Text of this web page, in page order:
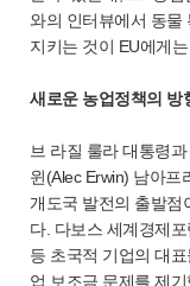
와의 인터뷰에서 동물
지키는 것이 EU에게
새로운 농업정책의 방
브 라질 룰라 대통령
윈(Alec Erwin) 남아프
개도국 발전의 출발점
다. 다보스 세계경제
등 초국적 기업의 대
업 보조금 문제를 제